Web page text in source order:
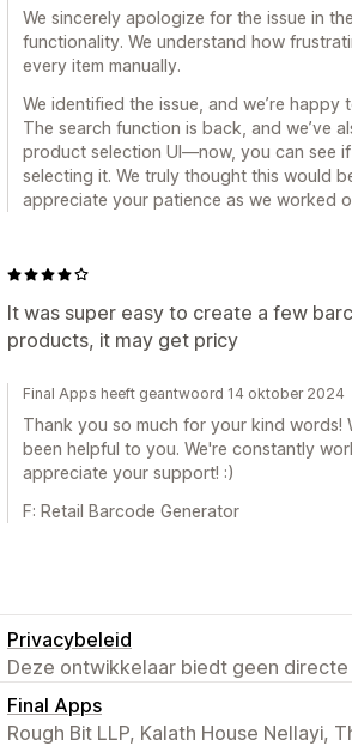
We sincerely apologize for the issue in
functionality. We understand how
every item manually.
We identified the issue, and we’re
The search function is back, and we’ve
product selection UI—now, you can see
selecting it. We truly thought this would
appreciate your patience as we worked
It was super easy to create a few
products, it may get pricy
Final Apps heeft geantwoord 14 oktober 2024
Thank you so much for your kind words!
been helpful to you. We're constantly
appreciate your support! :)
F: Retail Barcode Generator
Privacybeleid
Deze ontwikkelaar biedt geen
Final Apps
Rough Bit LLP, Kalath House Nellayi,